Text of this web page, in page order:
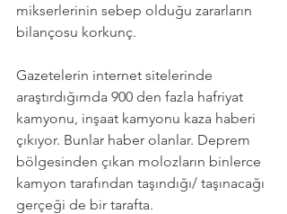
mikserlerinin sebep olduğu zararların
bilançosu korkunç.
Gazetelerin internet sitelerinde
araştırdığımda 900 den fazla hafriyat
kamyonu, inşaat kamyonu kaza haberi
çıkıyor. Bunlar haber olanlar. Deprem
bölgesinden çıkan molozların binlerce
kamyon tarafından taşındığı/ taşınacağı
gerçeği de bir tarafta.